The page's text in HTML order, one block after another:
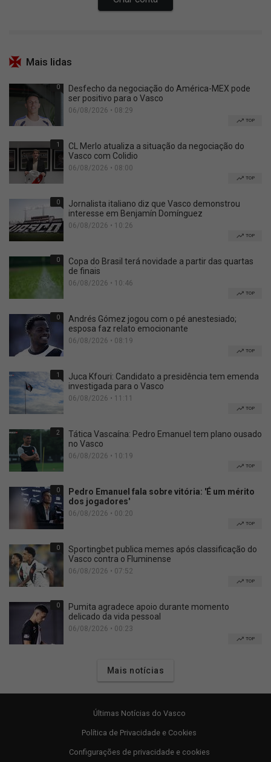
Mais lidas
0
Desfecho da negociação do América-MEX pode
ser positivo para o Vasco
06/08/2026 • 08:29
TOP
1
CL Merlo atualiza a situação da negociação do
Vasco com Colidio
06/08/2026 • 08:00
TOP
0
Jornalista italiano diz que Vasco demonstrou
interesse em Benjamín Domínguez
06/08/2026 • 10:26
TOP
0
Copa do Brasil terá novidade a partir das quartas
de finais
06/08/2026 • 10:46
TOP
0
Andrés Gómez jogou com o pé anestesiado;
esposa faz relato emocionante
06/08/2026 • 08:19
TOP
1
Juca Kfouri: Candidato a presidência tem emenda
investigada para o Vasco
06/08/2026 • 11:11
TOP
2
Tática Vascaína: Pedro Emanuel tem plano ousado
no Vasco
06/08/2026 • 10:19
TOP
0
Pedro Emanuel fala sobre vitória: 'É um mérito
dos jogadores'
06/08/2026 • 00:20
TOP
0
Sportingbet publica memes após classificação do
Vasco contra o Fluminense
06/08/2026 • 07:52
TOP
0
Pumita agradece apoio durante momento
delicado da vida pessoal
06/08/2026 • 00:23
TOP
Mais notícias
Últimas Notícias do Vasco
Política de Privacidade e Cookies
Configurações de privacidade e cookies